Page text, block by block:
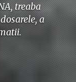
treaba
a